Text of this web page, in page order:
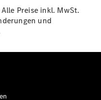
Preise inkl. MwSt.
und